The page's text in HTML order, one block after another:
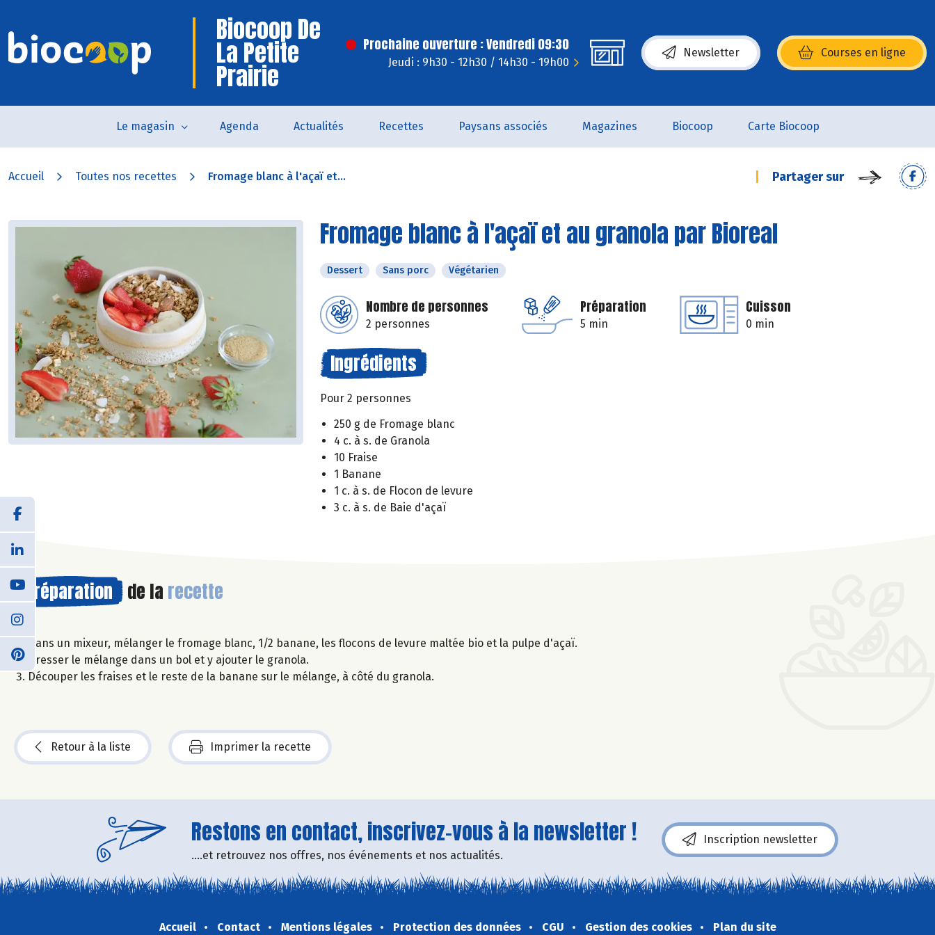
Biocoop De
La Petite
Prairie
Prochaine ouverture : Vendredi 09:30
Jeudi : 9h30 - 12h30 / 14h30 - 19h00
Newsletter Courses en ligne
(s’ouvre dans une nouvelle fenêtre)
Le magasin Agenda Actualités Recettes Paysans associés Magazines Biocoop Carte Biocoop
Accueil Toutes nos recettes Fromage blanc à l'açaï et... Partager sur
Fromage blanc à l'açaï et au granola par Bioreal
Dessert Sans porc Végétarien
Nombre de personnes
2 personnes
Préparation
5 min
Cuisson
0 min
Ingrédients
Pour 2 personnes
250 g de Fromage blanc
4 c. à s. de Granola
10 Fraise
1 Banane
1 c. à s. de Flocon de levure
3 c. à s. de Baie d'açaï
Préparation de la recette
Dans un mixeur, mélanger le fromage blanc, 1/2 banane, les flocons de levure maltée bio et la pulpe d'açaï.
Dresser le mélange dans un bol et y ajouter le granola.
Découper les fraises et le reste de la banane sur le mélange, à côté du granola.
Retour à la liste Imprimer la recette
Restons en contact, inscrivez-vous à la newsletter !
....et retrouvez nos offres, nos événements et nos actualités.
Inscription newsletter
Accueil Contact Mentions légales Protection des données CGU Gestion des cookies Plan du site